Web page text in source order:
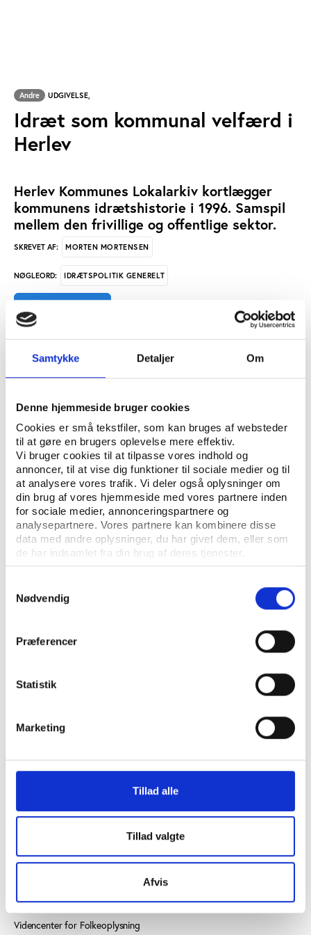
Samtykke Detaljer Om
Denne hjemmeside bruger cookies
Cookies er små tekstfiler, som kan bruges af websteder
til at gøre en brugers oplevelse mere effektiv.
Vi bruger cookies til at tilpasse vores indhold og
annoncer, til at vise dig funktioner til sociale medier og til
at analysere vores trafik. Vi deler også oplysninger om
din brug af vores hjemmeside med vores partnere inden
for sociale medier, annonceringspartnere og
analysepartnere. Vores partnere kan kombinere disse
data med andre oplysninger, du har givet dem, eller som
de har indsamlet fra din brug af deres tjenester.
Nødvendig
Præferencer
Statistik
Marketing
Tillad alle
Tillad valgte
Afvis
Andre UDGIVELSE,
Idræt som kommunal velfærd i
Herlev
Herlev Kommunes Lokalarkiv kortlægger
kommunens idrætshistorie i 1996. Samspil
mellem den frivillige og offentlige sektor.
SKREVET AF: MORTEN MORTENSEN
NØGLEORD: IDRÆTSPOLITIK GENERELT
ÅBN RAPPORT
UNIVERSITETSFORLAG
ISBN: 87-7838-340-4
Eksemplarfremstilling af papirkopier/prints fra
Idrætshistorisk Årbog til undervisningsbrug på
uddannelsesinstitutioner og intern administrativ brug
er tilladt efter aftale med COPY-DAN Tekst & Node.
Eksemplarfremstillingen skal ske inden for aftalens
begrænsninger.
+45 3266 1030
Læs mere om instituttet
SE OGSÅ
Videncenter for Folkeoplysning